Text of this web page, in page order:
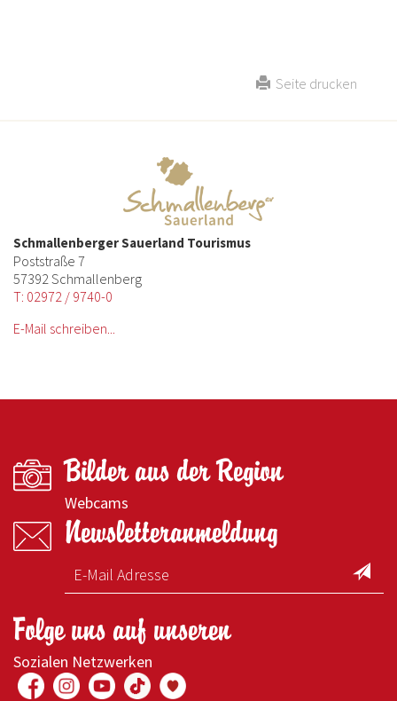
Seite drucken
Schmallenberger Sauerland Tourismus
Poststraße 7
57392 Schmallenberg
T: 02972 / 9740-0
E-Mail schreiben...
Bilder aus der Region
Webcams
Newsletteranmeldung
Folge uns auf unseren
Sozialen Netzwerken